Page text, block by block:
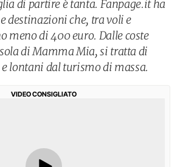
di partire è tanta. Fanpage.it ha
destinazioni che, tra voli e
meno di 400 euro. Dalle coste
di Mamma Mia, si tratta di
lontani dal turismo di massa.
VIDEO CONSIGLIATO